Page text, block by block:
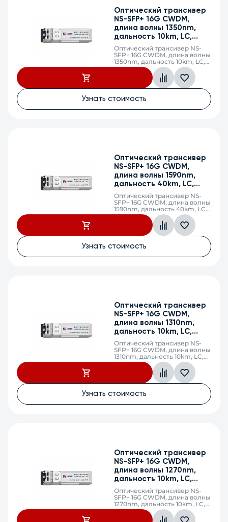
Оптический трансивер
NS-SFP+ 16G CWDM,
длина волны 1350nm,
дальность 10km, LC,
DDM
Оптический трансивер NS-
SFP+ 16G CWDM, длина волны
1350nm, дальность 10km, LC,
DDM
Узнать стоимость
Оптический трансивер
NS-SFP+ 16G CWDM,
длина волны 1590nm,
дальность 40km, LC,
DDM
Оптический трансивер NS-
SFP+ 16G CWDM, длина волны
1590nm, дальность 40km, LC,
DDM
Узнать стоимость
Оптический трансивер
NS-SFP+ 16G CWDM,
длина волны 1310nm,
дальность 10km, LC,
DDM
Оптический трансивер NS-
SFP+ 16G CWDM, длина волны
1310nm, дальность 10km, LC,
DDM
Узнать стоимость
Оптический трансивер
NS-SFP+ 16G CWDM,
длина волны 1270nm,
дальность 10km, LC,
DDM
Оптический трансивер NS-
SFP+ 16G CWDM, длина волны
1270nm, дальность 10km, LC,
DDM